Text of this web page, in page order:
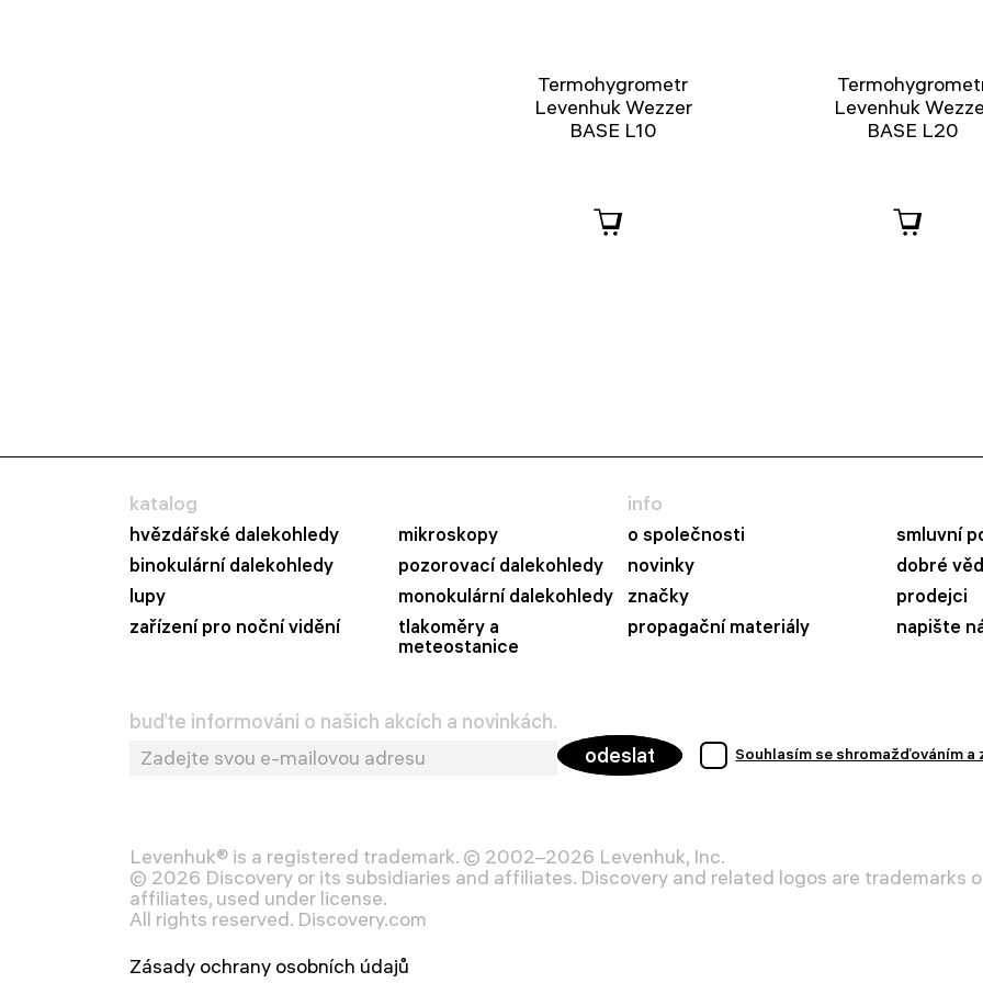
Termohygrometr
Levenhuk Wezzer
BASE L10
Levenhuk
BASE L20
katalog
hvězdářské dalekohledy
mikroskopy
binokulární dalekohledy
pozorovací dalekohledy
lupy
monokulární dalekohledy
zařízení pro noční vidění
tlakoměry a
meteostanice
info
o společnosti
smluvní
novinky
dobré
značky
prodejci
propagační materiály
napište
buďte informováni o našich akcích a novinkách.
odeslat
Souhlasím se shromažďováním
Levenhuk® is a registered trademark. © 2002–2026 Levenhuk, Inc.
© 2026 Discovery or its subsidiaries and affiliates. Discovery and related logos are trademarks
affiliates, used under license.
All rights reserved. Discovery.com
Zásady ochrany osobních údajů